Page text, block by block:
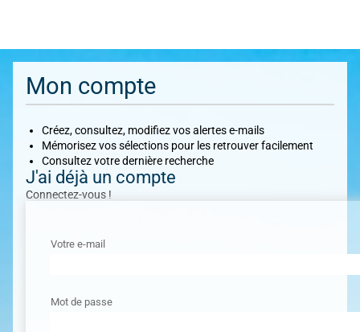
Mon compte
Créez, consultez, modifiez vos alertes e-mails
Mémorisez vos sélections pour les retrouver facilement
Consultez votre dernière recherche
J'ai déjà un compte
Connectez-vous !
Votre e-mail
Mot de passe